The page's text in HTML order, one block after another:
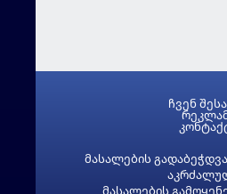
მასალების
მასალების
ჩვენ